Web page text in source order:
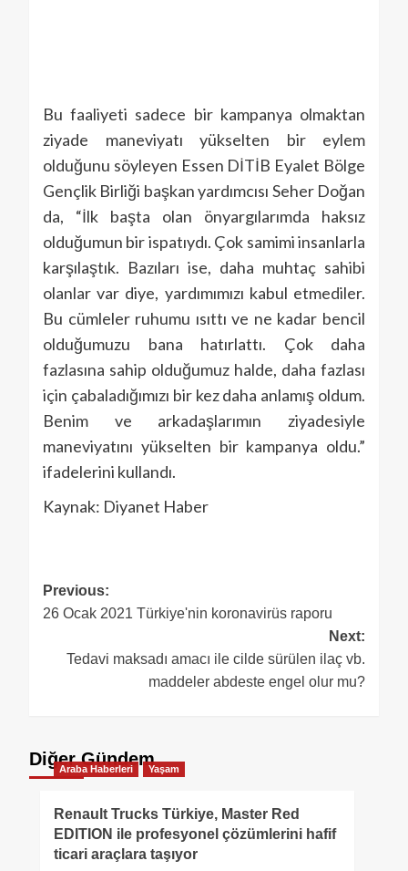
Bu faaliyeti sadece bir kampanya olmaktan
ziyade maneviyatı yükselten bir eylem
olduğunu söyleyen Essen DİTİB Eyalet Bölge
Gençlik Birliği başkan yardımcısı Seher Doğan
da, “İlk başta olan önyargılarımda haksız
olduğumun bir ispatıydı. Çok samimi insanlarla
karşılaştık. Bazıları ise, daha muhtaç sahibi
olanlar var diye, yardımımızı kabul etmediler.
Bu cümleler ruhumu ısıttı ve ne kadar bencil
olduğumuzu bana hatırlattı. Çok daha
fazlasına sahip olduğumuz halde, daha fazlası
için çabaladığımızı bir kez daha anlamış oldum.
Benim ve arkadaşlarımın ziyadesiyle
maneviyatını yükselten bir kampanya oldu.”
ifadelerini kullandı.
Kaynak: Diyanet Haber
Previous:
26 Ocak 2021 Türkiye'nin koronavirüs raporu
Next:
Tedavi maksadı amacı ile cilde sürülen ilaç vb.
maddeler abdeste engel olur mu?
Diğer Gündem
Araba Haberleri Yaşam
Renault Trucks Türkiye, Master Red
EDITION ile profesyonel çözümlerini hafif
ticari araçlara taşıyor